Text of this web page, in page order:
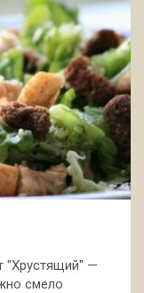
"Хрустящий" —
смело